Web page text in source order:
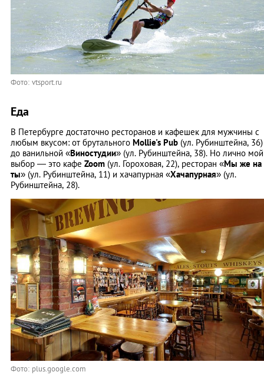
Фото: vtsport.ru
Еда
В Петербурге достаточно ресторанов и кафешек для мужчины с
любым вкусом: от брутального Mollie's Pub (ул. Рубинштейна, 36)
до ванильной «Виностудии» (ул. Рубинштейна, 38). Но лично мой
выбор — это кафе Zoom (ул. Гороховая, 22), ресторан «Мы же на
ты» (ул. Рубинштейна, 11) и хачапурная «Хачапурная» (ул.
Рубинштейна, 28).
Фото: plus.google.com